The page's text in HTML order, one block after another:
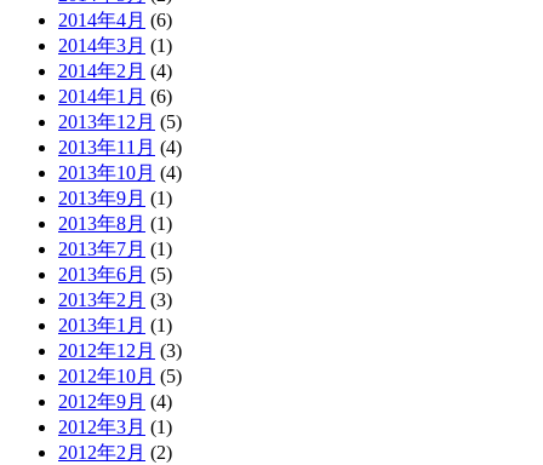
2014年4月 (6)
2014年3月 (1)
2014年2月 (4)
2014年1月 (6)
2013年12月 (5)
2013年11月 (4)
2013年10月 (4)
2013年9月 (1)
2013年8月 (1)
2013年7月 (1)
2013年6月 (5)
2013年2月 (3)
2013年1月 (1)
2012年12月 (3)
2012年10月 (5)
2012年9月 (4)
2012年3月 (1)
2012年2月 (2)